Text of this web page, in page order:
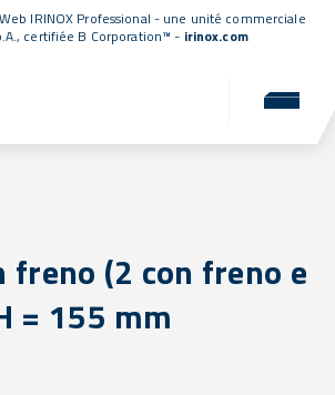
IRINOX Professional - une unité commerciale
certifiée B Corporation™ - irinox.com
freno (2 con freno e
= 155 mm